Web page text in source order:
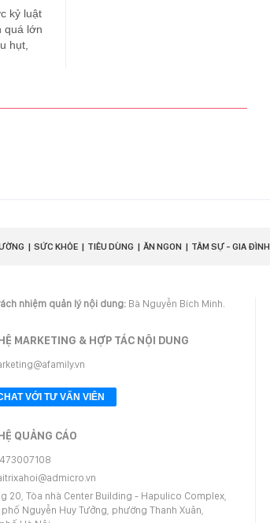
kỷ luật
quá lớn
hụt,
SỨC KHỎE TIÊU DÙNG ĂN NGON TÂM SỰ - GIA ĐÌNH
nhiệm quản lý nội dung: Bà Nguyễn Bích Minh.
MARKETING & HỢP TÁC NỘI DUNG
VỚI TƯ VẤN VIÊN
QUẢNG CÁO
20, Tòa nhà Center Building - Hapulico Complex,
phố Nguyễn Huy Tưởng, phường Thanh Xuân,